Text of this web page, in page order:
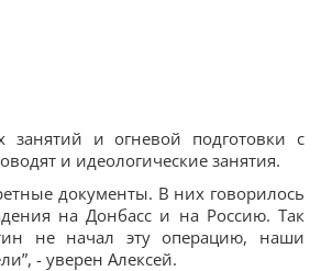
занятий и огневой подготовки с
и идеологические занятия.
документы. В них говорилось
на Донбасс и на Россию. Так
не начал эту операцию, наши
- уверен Алексей.